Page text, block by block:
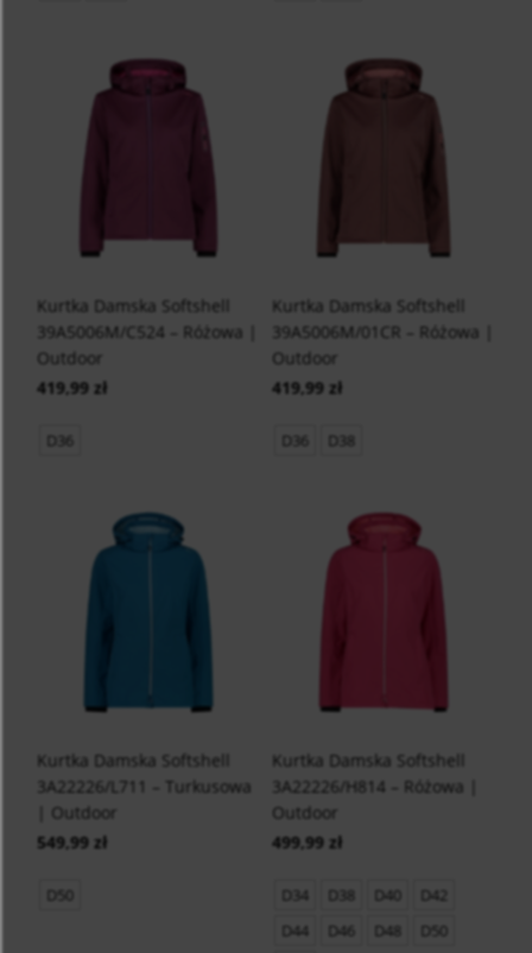
Kurtka Damska Softshell
39A5006M/C524 – Różowa |
Outdoor
419,99 zł
D36
Kurtka Damska Softshell
39A5006M/01CR – Różowa |
Outdoor
419,99 zł
D36 D38
Kurtka Damska Softshell
3A22226/L711 – Turkusowa
| Outdoor
549,99 zł
D50
Kurtka Damska Softshell
3A22226/H814 – Różowa |
Outdoor
499,99 zł
D34 D38 D40
D42
D44
D46 D48
D50